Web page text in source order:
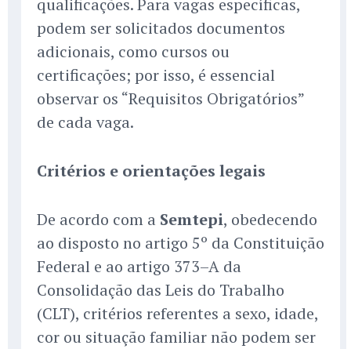
qualificações. Para vagas específicas,
podem ser solicitados documentos
adicionais, como cursos ou
certificações; por isso, é essencial
observar os “Requisitos Obrigatórios”
de cada vaga.
Critérios e orientações legais
De acordo com a Semtepi, obedecendo
ao disposto no artigo 5º da Constituição
Federal e ao artigo 373–A da
Consolidação das Leis do Trabalho
(CLT), critérios referentes a sexo, idade,
cor ou situação familiar não podem ser